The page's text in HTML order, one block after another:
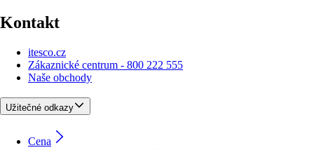
Kontakt
itesco.cz
Zákaznické centrum - 800 222 555
Naše obchody
Užitečné odkazy
Cena